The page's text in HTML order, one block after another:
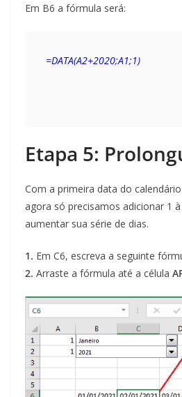
Em B6 a fórmula será:
=DATA(A2+2020;A1;1)
Etapa 5:
Com a primeira data do
agora só precisamos adicionar 1
aumentar sua série de dias.
1. Em C6, escreva a seguinte
2. Arraste a fórmula até a célula